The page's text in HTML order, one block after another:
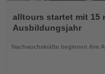
Sie
die
alltours startet mit 15
Ausbildungsjahr
Nachwuchskräfte beginnen ihre